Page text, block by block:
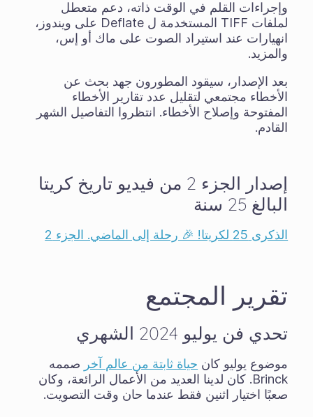
وإجراءات القلم في الوقت ذاته، دعم متعطل
لملفات TIFF المستخدمة ل Deflate على ويندوز،
انهيارات عند استيراد الصوت على ماك أو إس،
والمزيد.
بعد الإصدار، سيقود المطورون جهد بحث عن
الأخطاء مجتمعي لتقليل عدد تقارير الأخطاء
المفتوحة وإصلاح الأخطاء. انتظروا التفاصيل الشهر
القادم.
إصدار الجزء 2 من فيديو تاريخ كريتا
البالغ 25 سنة
الذكرى 25 لكريتا! 🎉 رحلة إلى الماضي. الجزء 2
تقرير المجتمع
تحدي فن يوليو 2024 الشهري
موضوع يوليو كان حياة ثابتة من عالم آخر صممه
Brinck. كان لدينا العديد من الأعمال الرائعة، وكان
صعبًا اختيار اثنين فقط عندما حان وقت التصويت.